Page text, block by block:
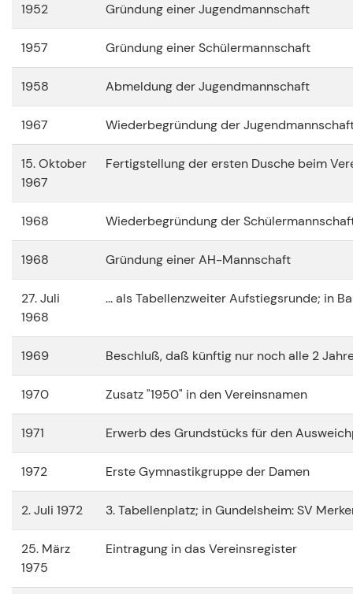
1952 Gründung einer Jugendmannschaft
1957 Gründung einer Schülermannschaft
1958 Abmeldung der Jugendmannschaft
1967 Wiederbegründung der
15. Oktober
1967
Fertigstellung der ersten Dusche beim
1968 Wiederbegründung der
1968 Gründung einer AH-Mannschaft
27. Juli
1968
... als Tabellenzweiter Aufstiegsrunde; in
1969 Beschluß, daß künftig nur noch alle 2
1970 Zusatz "1950" in den Vereinsnamen
1971 Erwerb des Grundstücks für den
1972 Erste Gymnastikgruppe der Damen
2. Juli 1972 3. Tabellenplatz; in Gundelsheim: SV
25. März
1975
Eintragung in das Vereinsregister